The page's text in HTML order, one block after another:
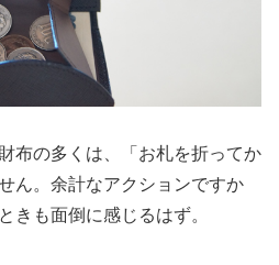
布の多くは、「お札を折ってか
ん。余計なアクションですか
きも面倒に感じるはず。